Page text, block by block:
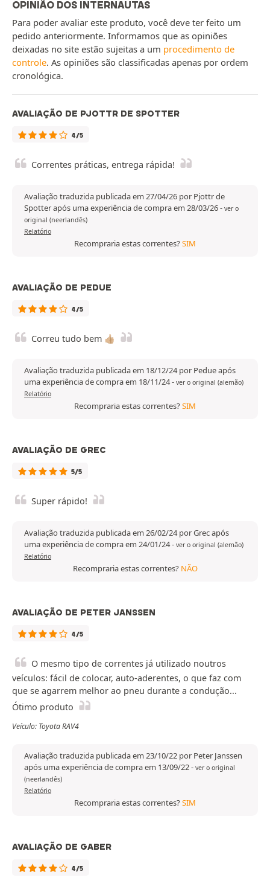
OPINIÃO DOS INTERNAUTAS
Para poder avaliar este produto, você deve ter feito um
pedido anteriormente. Informamos que as opiniões
deixadas no site estão sujeitas a um procedimento de
controle. As opiniões são classificadas apenas por ordem
cronológica.
AVALIAÇÃO DE PJOTTR DE SPOTTER
4/5
Correntes práticas, entrega rápida!
Avaliação traduzida publicada em 27/04/26 por Pjottr de
Spotter após uma experiência de compra em 28/03/26- ver o
original (neerlandês)
Relatório
Recompraria estas correntes?SIM
AVALIAÇÃO DE PEDUE
4/5
Correu tudo bem 👍🏼
Avaliação traduzida publicada em 18/12/24 por Pedue após
uma experiência de compra em 18/11/24- ver o original (alemão)
Relatório
Recompraria estas correntes?SIM
AVALIAÇÃO DE GREC
5/5
Super rápido!
Avaliação traduzida publicada em 26/02/24 por Grec após
uma experiência de compra em 24/01/24- ver o original (alemão)
Relatório
Recompraria estas correntes? NÃO
AVALIAÇÃO DE PETER JANSSEN
4/5
O mesmo tipo de correntes já utilizado noutros
veículos: fácil de colocar, auto-aderentes, o que faz com
que se agarrem melhor ao pneu durante a condução...
Ótimo produto
Veículo: Toyota RAV4
Avaliação traduzida publicada em 23/10/22 por Peter Janssen
após uma experiência de compra em 13/09/22- ver o original
(neerlandês)
Relatório
Recompraria estas correntes?SIM
AVALIAÇÃO DE GABER
4/5